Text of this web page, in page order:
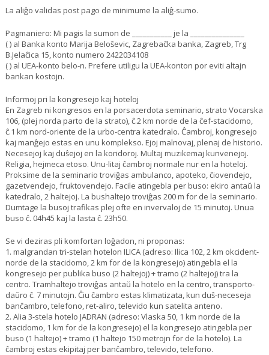
La aliĝo validas post pago de minimume la aliĝ-sumo.
Pagmaniero: Mi pagis la sumon de ___________ je la _______________
( ) al Banka konto Marija Beloŝevic, Zagrebaĉka banka, Zagreb, Trg
B.Jelaĉica 15, konto numero 2422034108
( ) al UEA-konto belo-n. Prefere utiligu la UEA-konton por eviti altajn
bankan kostojn.
Informoj pri la kongresejo kaj hoteloj
En Zagreb ni kongresos en la porsacerdota seminario, strato Vocarska
106, (plej norda parto de la strato), ĉ.2 km norde de la ĉef-stacidomo,
ĉ.1 km nord-oriente de la urbo-centra katedralo. Ĉambroj, kongresejo
kaj manĝejo estas en unu komplekso. Ejoj malnovaj, plenaj de historio.
Necesejoj kaj duŝejoj en la koridoroj. Multaj muzikemaj kunvenejoj.
Religia, hejmeca etoso. Unu-litaj ĉambroj normale nur en la hoteloj.
Proksime de la seminario troviĝas ambulanco, apoteko, ĉiovendejo,
gazetvendejo, fruktovendejo. Facile atingebla per buso: ekiro antaŭ la
katedralo, 2 haltejoj. La bushaltejo troviĝas 200 m for de la seminario.
Dumtage la busoj trafikas plej ofte en invervaloj de 15 minutoj. Unua
buso ĉ. 04h45 kaj la lasta ĉ. 23h50.
Se vi deziras pli komfortan loĝadon, ni proponas:
1. malgrandan tri-stelan hotelon ILICA (adreso: Ilica 102, 2 km okcident-
norde de la stacidomo, 2 km for de la kongresejo) atingebla el la
kongresejo per publika buso (2 haltejoj) + tramo (2 haltejoj) tra la
centro. Tramhaltejo troviĝas antaŭ la hotelo en la centro, transporto-
daŭro ĉ. 7 minutojn. Ĉiu ĉambro estas klimatizata, kun duŝ-neceseja
banĉambro, telefono, ret-aliro, televido kun satelita anteno.
2. Alia 3-stela hotelo JADRAN (adreso: Vlaska 50, 1 km norde de la
stacidomo, 1 km for de la kongresejo) el la kongresejo atingebla per
buso (1 haltejo) + tramo (1 haltejo 150 metrojn for de la hotelo). La
ĉambroj estas ekipitaj per banĉambro, televido, telefono.